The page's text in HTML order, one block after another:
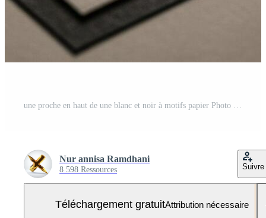
une proche en haut de une blanc et noir à motifs papier Photo Gratuite
Nur annisa Ramdhani
8 598 Ressources Suivre
Téléchargement gratuitAttribution nécessaire